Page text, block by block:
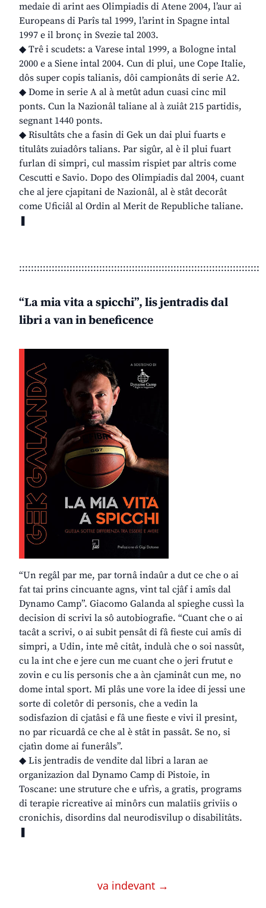
medaie di arint aes Olimpiadis di Atene 2004, l’aur ai
Europeans di Parîs tal 1999, l’arint in Spagne intal
1997 e il bronç in Svezie tal 2003.
◆ Trê i scudets: a Varese intal 1999, a Bologne intal
2000 e a Siene intal 2004. Cun di plui, une Cope Italie,
dôs super copis talianis, dôi campionâts di serie A2.
◆ Dome in serie A al à metût adun cuasi cinc mil
ponts. Cun la Nazionâl taliane al à zuiât 215 partidis,
segnant 1440 ponts.
◆ Risultâts che a fasin di Gek un dai plui fuarts e
titulâts zuiadôrs talians. Par sigûr, al è il plui fuart
furlan di simpri, cul massim rispiet par altris come
Cescutti e Savio. Dopo des Olimpiadis dal 2004, cuant
che al jere cjapitani de Nazionâl, al è stât decorât
come Uficiâl al Ordin al Merit de Republiche taliane.
:::::::::::::::::::::::::::::::::::::::::::::::::::::::::::::::::::::::::::::::::
“La mia vita a spicchi”, lis jentradis dal
libri a van in beneficence
“Un regâl par me, par tornâ indaûr a dut ce che o ai
fat tai prins cincuante agns, vint tal cjâf i amîs dal
Dynamo Camp”. Giacomo Galanda al spieghe cussì la
decision di scrivi la sô autobiografie. “Cuant che o ai
tacât a scrivi, o ai subit pensât di fâ fieste cui amîs di
simpri, a Udin, inte mê citât, indulà che o soi nassût,
cu la int che e jere cun me cuant che o jeri frutut e
zovin e cu lis personis che a àn cjaminât cun me, no
dome intal sport. Mi plâs une vore la idee di jessi une
sorte di coletôr di personis, che a vedin la
sodisfazion di cjatâsi e fâ une fieste e vivi il presint,
no par ricuardâ ce che al è stât in passât. Se no, si
cjatìn dome ai funerâls”.
◆ Lis jentradis de vendite dal libri a laran ae
organizazion dal Dynamo Camp di Pistoie, in
Toscane: une struture che e ufrìs, a gratis, programs
di terapie ricreative ai minôrs cun malatiis griviis o
cronichis, disordins dal neurodisvilup o disabilitâts.
va indevant →